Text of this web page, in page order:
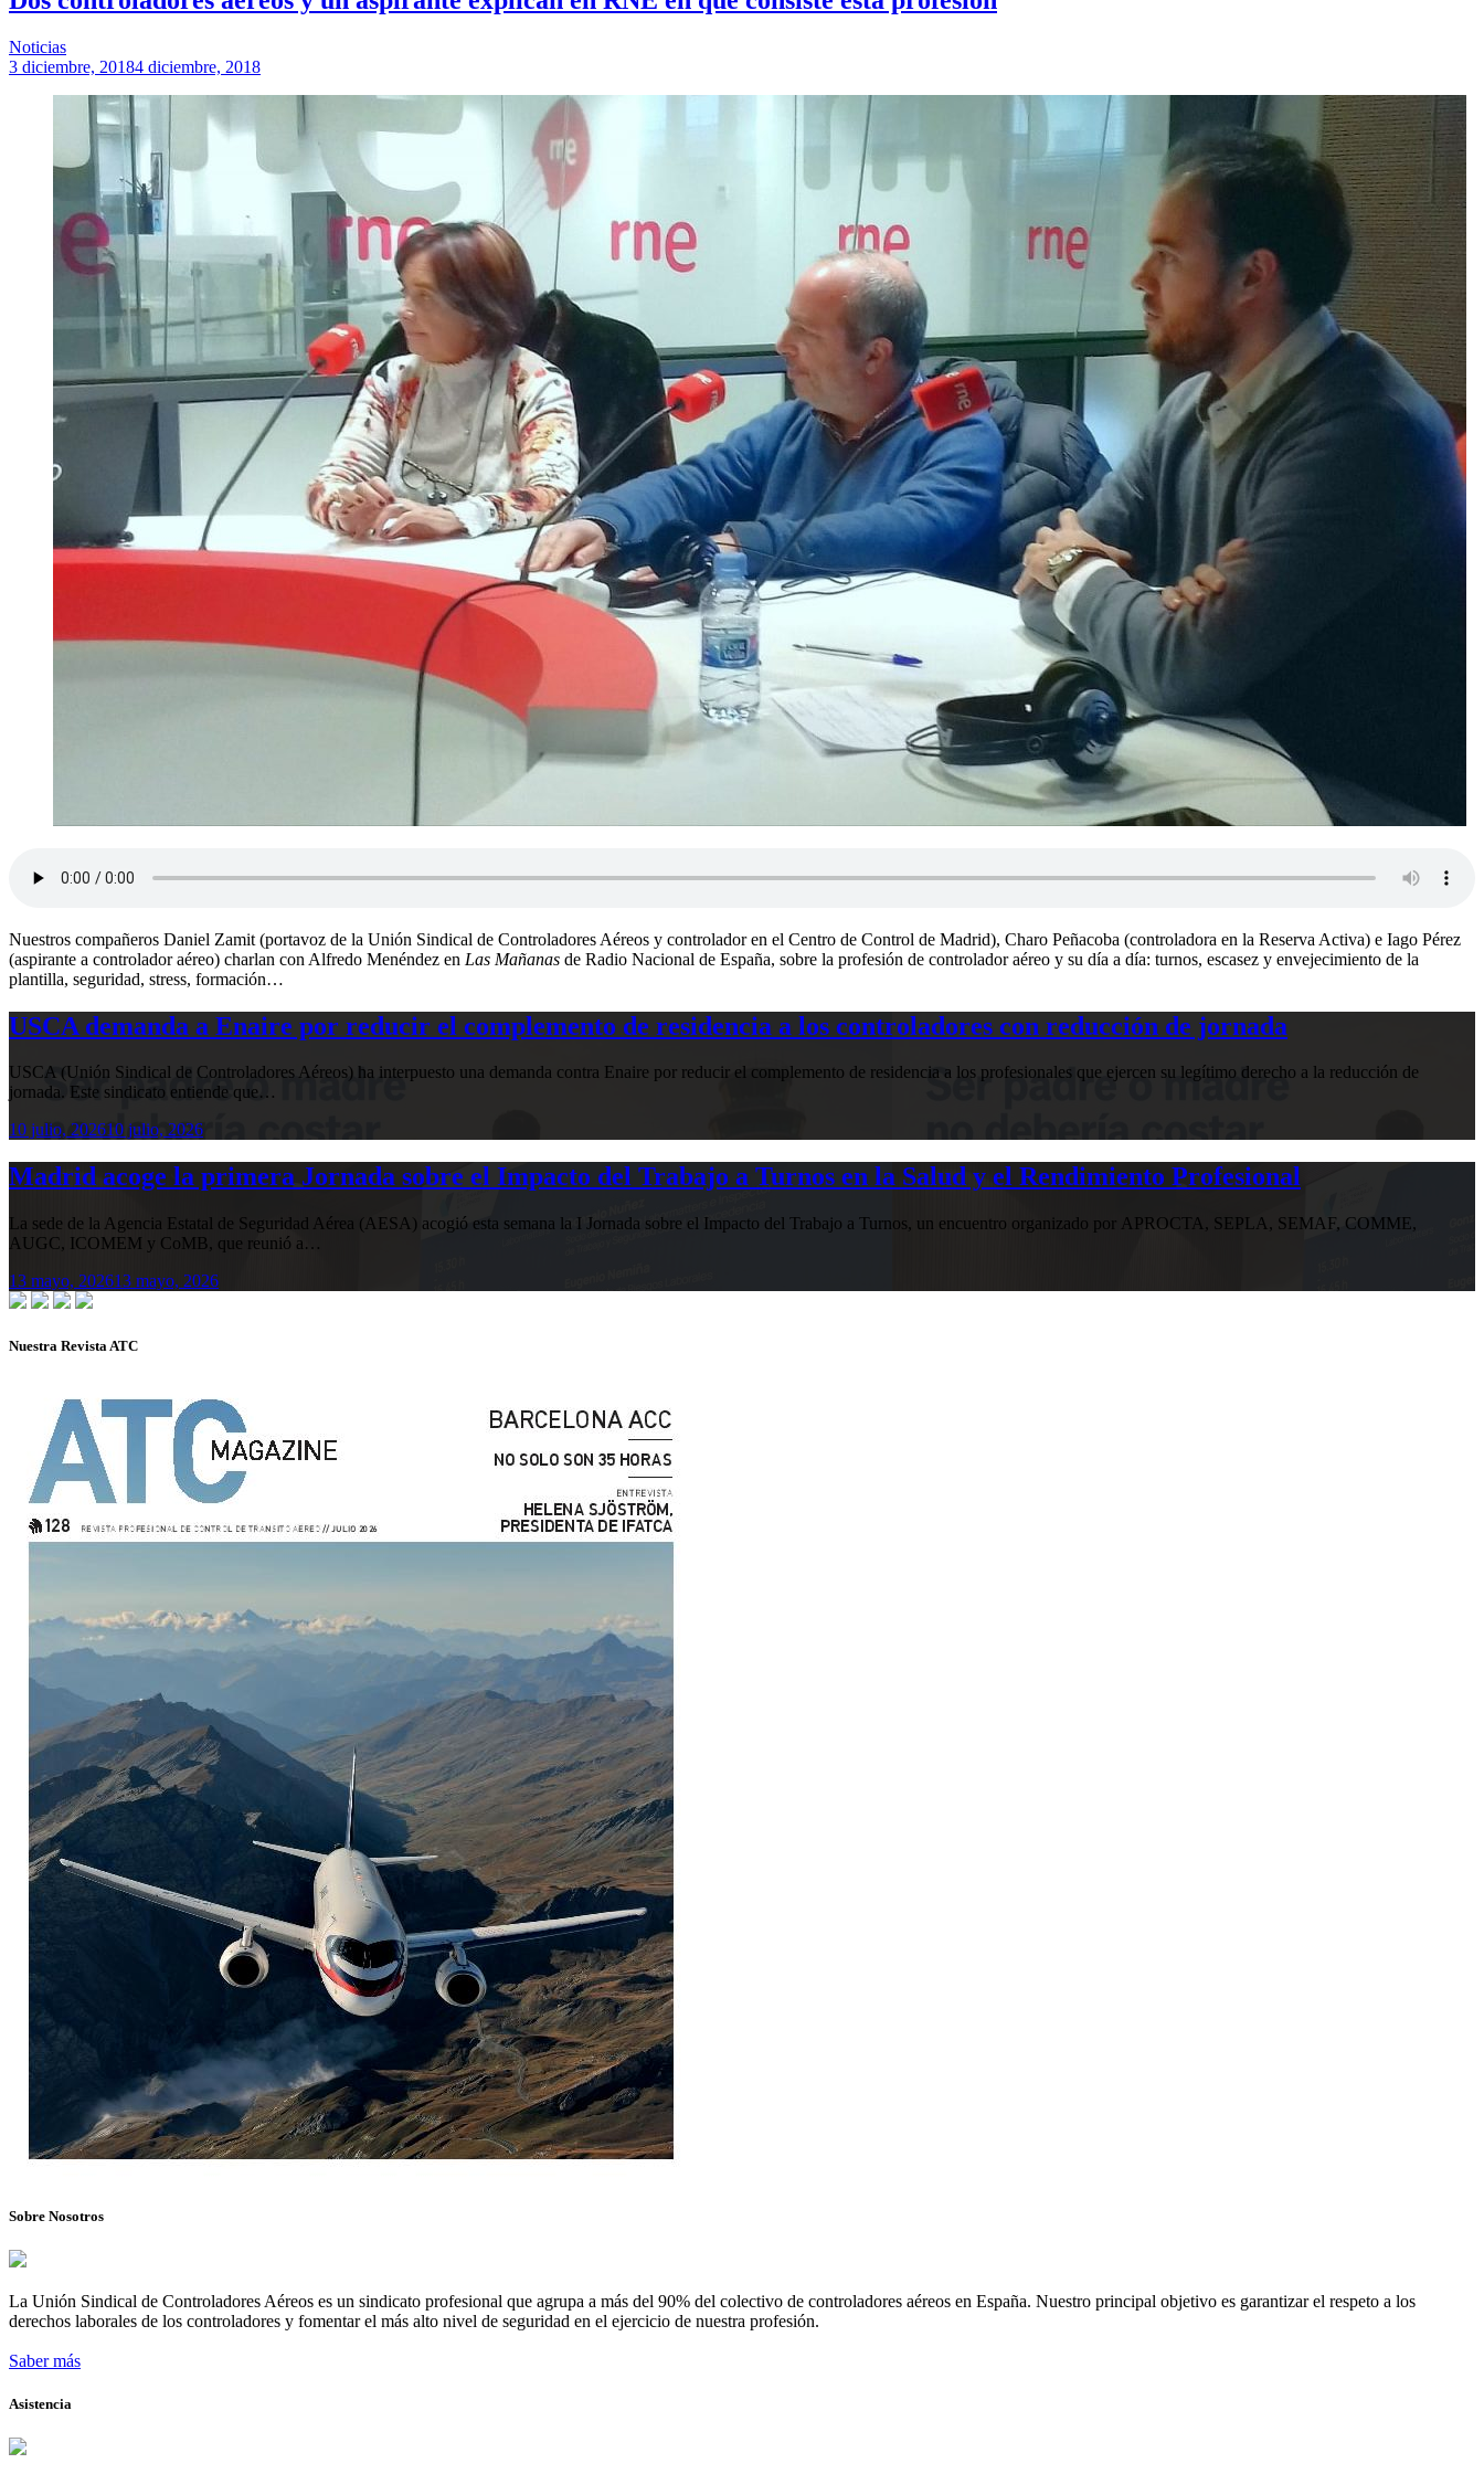
Noticias
3 diciembre, 20184 diciembre, 2018
Nuestros compañeros Daniel Zamit (portavoz de la Unión Sindical de Controladores Aéreos y controlador en el Centro de Control de Madrid), Charo Peñacoba (controladora en la Reserva Activa) e Iago Pérez
(aspirante a controlador aéreo) charlan con Alfredo Menéndez en Las Mañanas de Radio Nacional de España, sobre la profesión de controlador aéreo y su día a día: turnos, escasez y envejecimiento de la
plantilla, seguridad, stress, formación…
USCA demanda a Enaire por reducir el complemento de residencia a los controladores con reducción de jornada
USCA (Unión Sindical de Controladores Aéreos) ha interpuesto una demanda contra Enaire por reducir el complemento de residencia a los profesionales que ejercen su legítimo derecho a la reducción de
jornada. Este sindicato entiende que…
10 julio, 202610 julio, 2026
Madrid acoge la primera Jornada sobre el Impacto del Trabajo a Turnos en la Salud y el Rendimiento Profesional
La sede de la Agencia Estatal de Seguridad Aérea (AESA) acogió esta semana la I Jornada sobre el Impacto del Trabajo a Turnos, un encuentro organizado por APROCTA, SEPLA, SEMAF, COMME,
AUGC, ICOMEM y CoMB, que reunió a…
13 mayo, 202613 mayo, 2026
Nuestra Revista ATC
Sobre Nosotros
La Unión Sindical de Controladores Aéreos es un sindicato profesional que agrupa a más del 90% del colectivo de controladores aéreos en España. Nuestro principal objetivo es garantizar el respeto a los
derechos laborales de los controladores y fomentar el más alto nivel de seguridad en el ejercicio de nuestra profesión.
Saber más
Asistencia